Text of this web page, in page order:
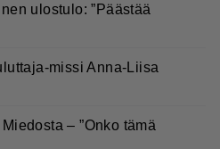
ulostulo: ”Päästää
missi Anna-Liisa
– ”Onko tämä